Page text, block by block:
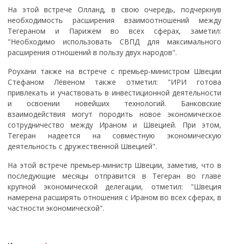
На этой встрече Олланд, в свою очередь, подчеркнув
необходимость расширения взаимоотношений между
Тегераном и Парижем во всех сферах, заметил:
"Необходимо использовать СВПД для максимального
расширения отношений в пользу двух народов".
Роухани также на встрече с премьер-министром Швеции
Стефаном Лёвеном также отметил: "ИРИ готова
привлекать и участвовать в инвестиционной деятельности
и освоении новейших технологий. Банковские
взаимодействия могут породить новое экономическое
сотрудничество между Ираном и Швецией. При этом,
Тегеран надеется на совместную экономическую
деятельность с дружественной Швецией".
На этой встрече премьер-министр Швеции, заметив, что в
последующие месяцы отправится в Тегеран во главе
крупной экономической делегации, отметил: "Швеция
намерена расширять отношения с Ираном во всех сферах, в
частности экономической".